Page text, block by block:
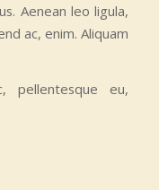
Aenean leo ligula,
ac, enim. Aliquam
pellentesque eu,